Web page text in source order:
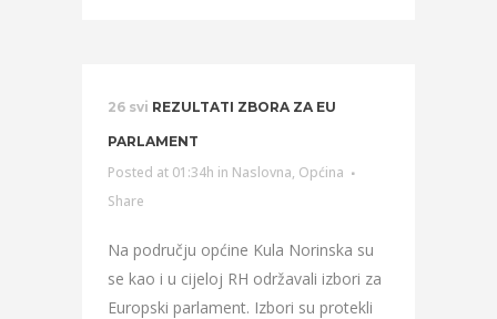
26 svi REZULTATI ZBORA ZA EU
PARLAMENT
Posted at 01:34h in Naslovna, Općina
Share
Na području općine Kula Norinska su
se kao i u cijeloj RH održavali izbori za
Europski parlament. Izbori su protekli